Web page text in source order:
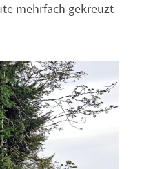
mehrfach gekreuzt